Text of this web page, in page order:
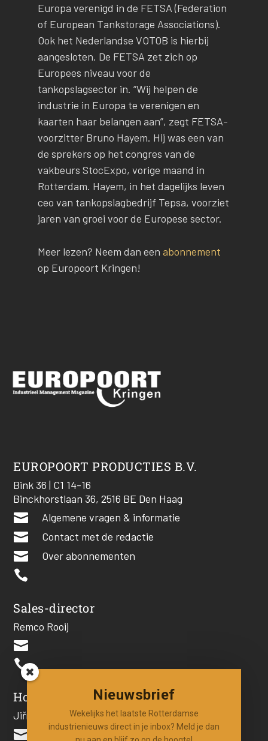
Europa verenigd in de FETSA (Federation
of European Tankstorage Associations).
Ook het Nederlandse VOTOB is hierbij
aangesloten. De FETSA zet zich op
Europees niveau voor de
tankopslagsector in. “Wij helpen de
industrie in Europa te verenigen en
kaarten haar belangen aan”, zegt FETSA-
voorzitter Bruno Hayem. Hij was een van
de sprekers op het congres van de
vakbeurs StocExpo, vorige maand in
Rotterdam. Hayem, in het dagelijks leven
ceo van tankopslagbedrijf Tepsa, voorziet
jaren van groei voor de Europese sector.
Meer lezen? Neem dan een abonnement
op Europoort Kringen!
EUROPOORT PRODUCTIES B.V.
Bink 36 | C1 14-16
Binckhorstlaan 36, 2516 BE Den Haag
 Algemene vragen & informatie
 Contact met de redactie
 Over abonnementen

Sales-director
Remco Rooij


Hoofdredacteur
Jiří Hartog

Nieuwsbrief
Wekelijks het laatste Rotterdamse
industrienieuws direct in je inbox? Meld je dan